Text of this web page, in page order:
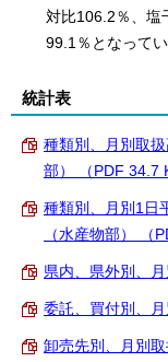
対比106.2％、塩
99.1％となってい
統計表
種類別、月別取
部） （PDF 34.7
種類別、月別1日
（水産物部） （
県内、県外別、
委託、買付別、
卸売先別、月別